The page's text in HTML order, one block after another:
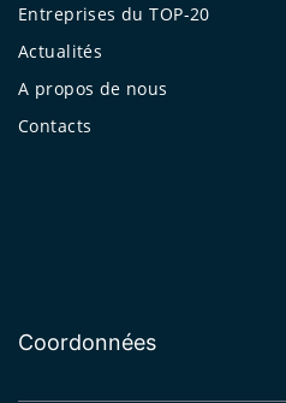
Entreprises du TOP-20
Actualités
A propos de nous
Contacts
Coordonnées